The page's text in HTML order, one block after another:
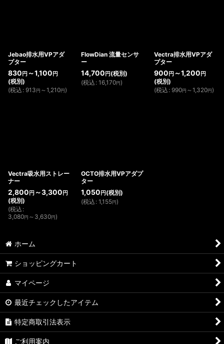
Jebao排水用VPアダ
プター
830 円 ～1,100 円
(税別)
(税込 : 913円 ～1,210円)
FlowDian 流量センサ
ー
14,700 円(税別)
(税込 : 16,170円)
Vectra排水用VPアダ
プター
900 円～1,200 円
(税別)
(税込 : 990円 ～1,320円)
Vectra吸水用ストレー
ナー
2,800 円 ～3,300 円
(税別)
(税込 :
3,080円 ～3,630円)
OCTO排水用VPアダプ
ター
1,050 円(税別)
(税込 : 1,155円)
ホーム
ショッピングカート
マイページ
最近チェックしたアイテム
特定商取引法表示
ご利用案内